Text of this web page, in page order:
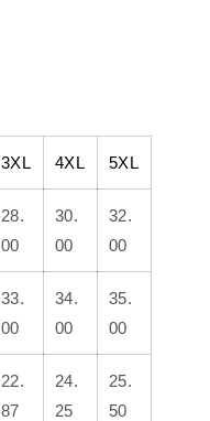
3XL 4XL 5XL
28.
00
30.
00
32.
00
33.
00
34.
00
35.
00
22.
87
24.
25
25.
50